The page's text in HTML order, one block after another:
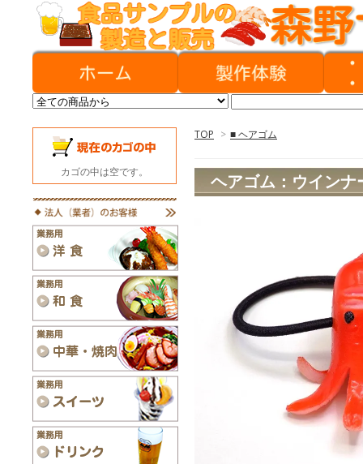
TOP > ■ ヘアゴム
ヘアゴム：ウイン
カゴの中は空です。